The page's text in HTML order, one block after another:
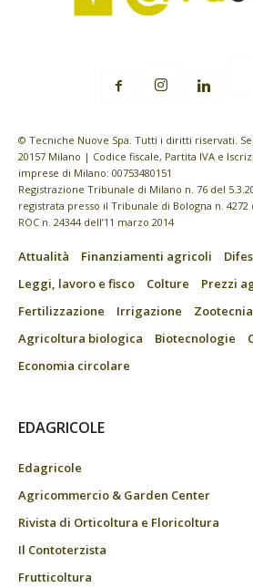
© Tecniche Nuove Spa. Tutti i diritti riservati.
20157 Milano | Codice fiscale, Partita IVA e
imprese di Milano: 00753480151
Registrazione Tribunale di Milano n. 76 del
registrata presso il Tribunale di Bologna n. 4272
ROC n. 24344 dell’11 marzo 2014
Attualità Finanziamenti agricoli
Leggi, lavoro e fisco
Colture
Prezzi
Fertilizzazione
Irrigazione Zootecnia
Agricoltura biologica
Biotecnologie
Economia circolare
EDAGRICOLE
Edagricole
Agricommercio & Garden Center
Rivista di Orticoltura e Floricoltura
Il Contoterzista
Frutticoltura